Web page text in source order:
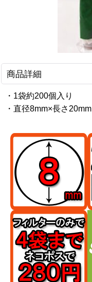
商品詳細
・1袋約200個入り
・直径8mm×長さ20mm